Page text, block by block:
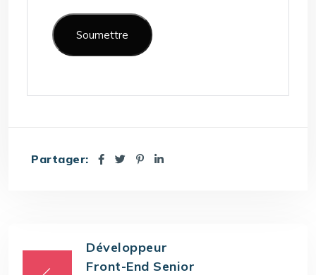
Partager:
Développeur
Front-End Senior